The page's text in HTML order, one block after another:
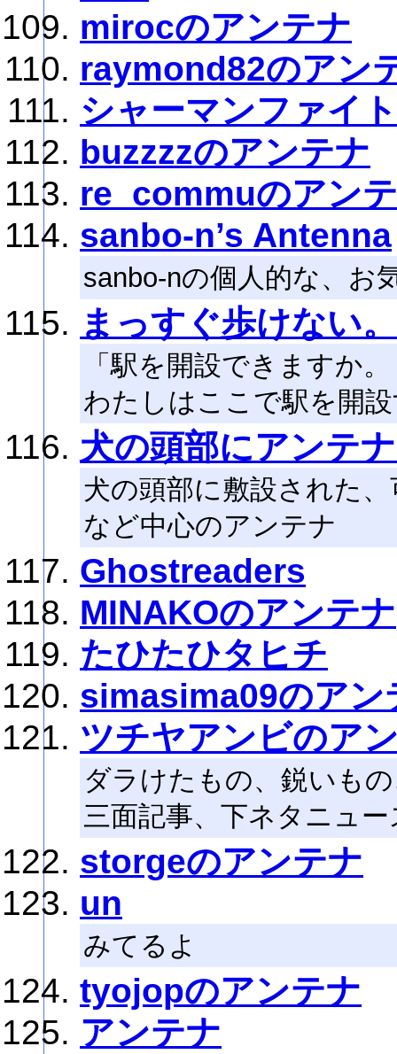
mirocのアンテナ
raymond82のアン
シャーマンファイ
buzzzzのアンテナ
re_commuのアン
sanbo-n’s Antenna
sanbo-nの個人的な、お
まっすぐ歩けない。
「駅を開設できますか。
わたしはここで駅を開
犬の頭部にアンテ
犬の頭部に敷設された
など中心のアンテナ
Ghostreaders
MINAKOのアンテナ
たひたひタヒチ
simasima09のアン
ツチヤアンビのア
ダラけたもの、鋭いも
三面記事、下ネタニュ
storgeのアンテナ
un
みてるよ
tyojopのアンテナ
アンテナ